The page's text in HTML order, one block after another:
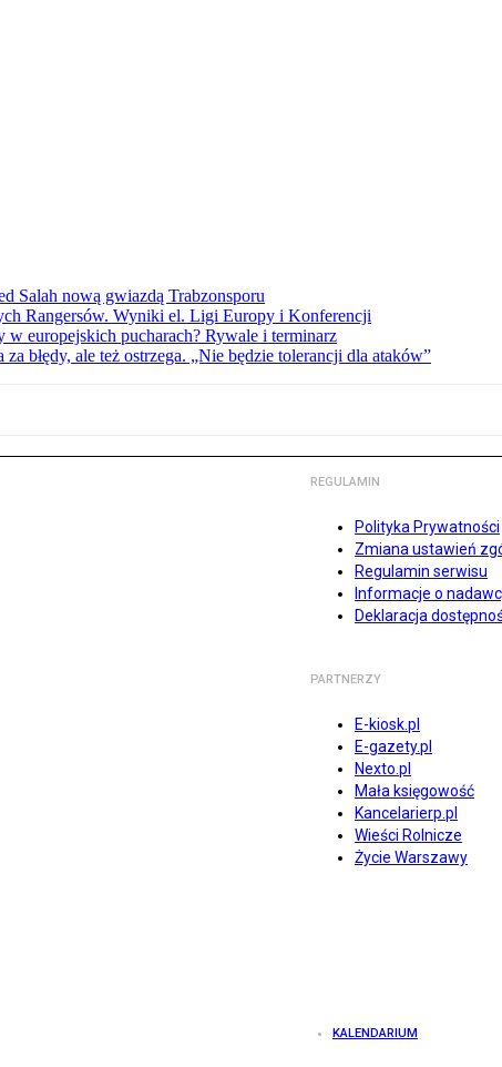
Salah nową gwiazdą Trabzonsporu
Rangersów. Wyniki el. Ligi Europy i Konferencji
w europejskich pucharach? Rywale i terminarz
błędy, ale też ostrzega. „Nie będzie tolerancji dla ataków”
REGULAMIN
Polityka Prywatności
Zmiana ustawień
Regulamin serwisu
Informacje o
Deklaracja
PARTNERZY
E-kiosk.pl
E-gazety.pl
Nexto.pl
Mała księgowość
Kancelarierp.pl
Wieści Rolnicze
Życie Warszawy
KALENDARIUM